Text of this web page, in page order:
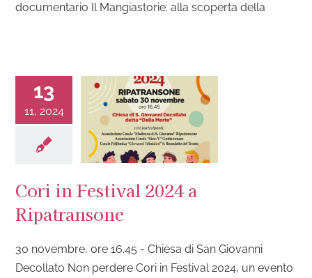
documentario Il Mangiastorie: alla scoperta della
13
11, 2024
Cori in Festival 2024 a
Ripatransone
30 novembre, ore 16.45 - Chiesa di San Giovanni
Decollato Non perdere Cori in Festival 2024, un evento